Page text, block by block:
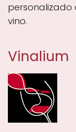
personalizado
vino.
Vinalium